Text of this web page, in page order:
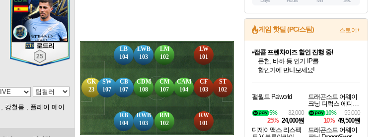
로드리
25
, 강철몸
, 플레이 메이
GK
23
SW
107
RWB
103
RB
104
CB
107
LB
104
LWB
103
CDM
108
RM
102
CM
107
LM
102
CAM
104
LW
101
CF
103
RW
101
ST
102
게임 핫딜 (PC/스팀) 스토어+
최대 90% 할인가를 만나보세요!
네이버혜택과 함께 만나보세요!
50%할인&추가 적립까지!
네이버 포인트 혜택까지!
이니&베니 혜택까지!
네이버 혜택가와 함께 예약하세요!
할인&네이버혜택으로 만나보세요!
네이버페이 혜택과 만나보세요!
40주년 프로모션으로 만나보세요!
캡콤 프렌차이즈 할인 진행 중!
몬헌, 바하 등 인기 IP를
할인가에 만나보세요!
일부 에디션 상시 할인!
혜택으로 예약 판매 중
편안하게 충전하세요
팰월드 Palworld
32,000
5%
25% 24,000원
드래곤소드 어웨이
크닝 디럭스 에디션
DragonSword Awake
ning Deluxe Edition
55,000
10%
10% 49,500원
디제이맥스 리스펙
드래곤소드 어웨이